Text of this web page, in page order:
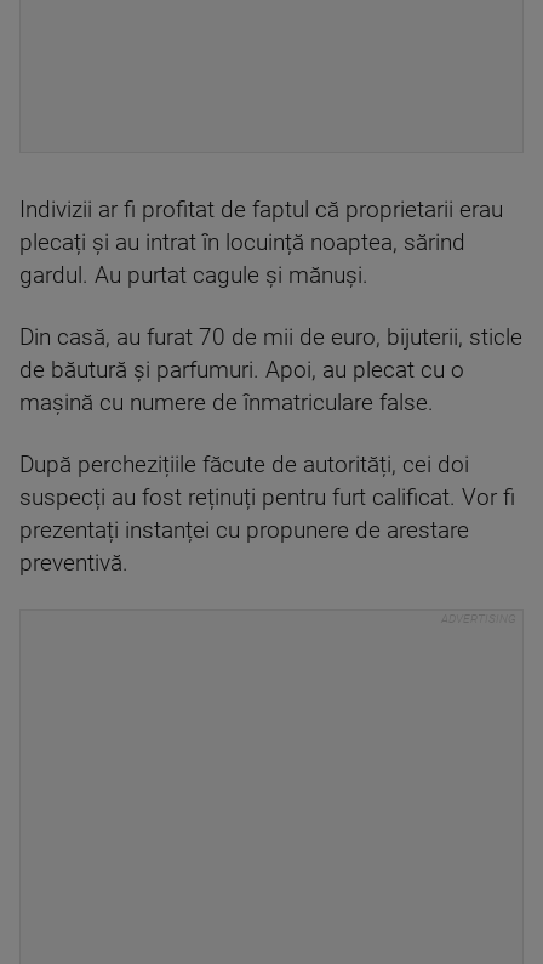
Indivizii ar fi profitat de faptul că proprietarii erau
plecați și au intrat în locuință noaptea, sărind
gardul. Au purtat cagule și mănuși.
Din casă, au furat 70 de mii de euro, bijuterii, sticle
de băutură și parfumuri. Apoi, au plecat cu o
mașină cu numere de înmatriculare false.
După perchezițiile făcute de autorități, cei doi
suspecți au fost reținuți pentru furt calificat. Vor fi
prezentați instanței cu propunere de arestare
preventivă.